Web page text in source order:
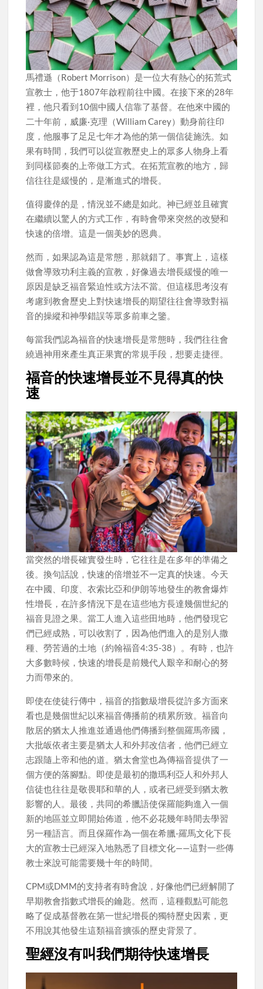
馬禮遜（Robert Morrison）是一位大有熱心的拓荒式
宣教士，他于1807年啟程前往中國。在接下來的28年
裡，他只看到10個中國人信靠了基督。在他來中國的
二十年前，威廉·克理（William Carey）動身前往印
度，他服事了足足七年才為他的第一個信徒施洗。如
果有時間，我們可以從宣教歷史上的眾多人物身上看
到同樣節奏的上帝做工方式。在拓荒宣教的地方，歸
信往往是緩慢的，是漸進式的增長。
值得慶倖的是，情況並不總是如此。神已經並且確實
在繼續以驚人的方式工作，有時會帶來突然的改變和
快速的倍增。這是一個美妙的恩典。
然而，如果認為這是常態，那就錯了。事實上，這樣
做會導致功利主義的宣教，好像過去增長緩慢的唯一
原因是缺乏福音緊迫性或方法不當。但這樣思考沒有
考慮到教會歷史上對快速增長的期望往往會導致對福
音的操縱和神學錯誤等眾多前車之鑒。
每當我們認為福音的快速增長是常態時，我們往往會
繞過神用來產生真正果實的常規手段，想要走捷徑。
福音的快速增長並不見得真的快
速
當突然的增長確實發生時，它往往是在多年的準備之
後。換句話說，快速的倍增並不一定真的快速。今天
在中國、印度、衣索比亞和伊朗等地發生的教會爆炸
性增長，在許多情況下是在這些地方長達幾個世紀的
福音見證之果。當工人進入這些田地時，他們發現它
們已經成熟，可以收割了，因為他們進入的是別人撒
種、勞苦過的土地（約翰福音4:35-38）。有時，也許
大多數時候，快速的增長是前幾代人艱辛和耐心的努
力而帶來的。
即使在使徒行傳中，福音的指數級增長從許多方面來
看也是幾個世紀以來福音傳播前的積累所致。福音向
散居的猶太人推進並通過他們傳播到整個羅馬帝國，
大批皈依者主要是猶太人和外邦改信者，他們已經立
志跟隨上帝和他的道。猶太會堂也為傳福音提供了一
個方便的落腳點。即使是最初的撒瑪利亞人和外邦人
信徒也往往是敬畏耶和華的人，或者已經受到猶太教
影響的人。最後，共同的希臘語使保羅能夠進入一個
新的地區並立即開始佈道，他不必花幾年時間去學習
另一種語言。而且保羅作為一個在希臘-羅馬文化下長
大的宣教士已經深入地熟悉了目標文化——這對一些傳
教士來說可能需要幾十年的時間。
CPM或DMM的支持者有時會說，好像他們已經解開了
早期教會指數式增長的鑰匙。然而，這種觀點可能忽
略了促成基督教在第一世紀增長的獨特歷史因素，更
不用說其他發生這類福音擴張的歷史背景了。
聖經沒有叫我們期待快速增長